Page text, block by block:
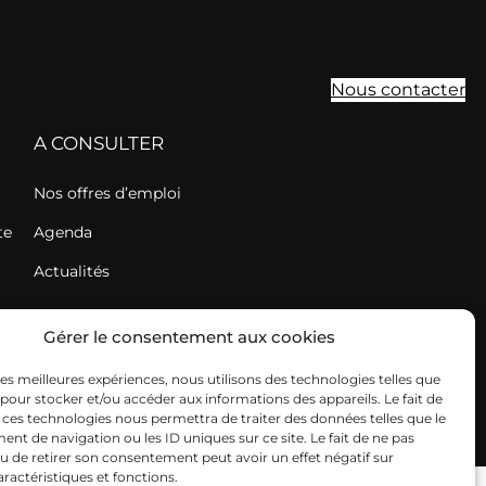
Gérer le consentement aux cookies
meilleures expériences, nous utilisons des technologies telles que
stocker et/ou accéder aux informations des appareils. Le fait de
technologies nous permettra de traiter des données telles que le
de navigation ou les ID uniques sur ce site. Le fait de ne pas
de retirer son consentement peut avoir un effet négatif sur
et fonctions.
Nous contacter
A CONSULTER
Nos offres d’emploi
Agenda
Actualités
Déclaration de confidentialité FCuma Tarn © 2026